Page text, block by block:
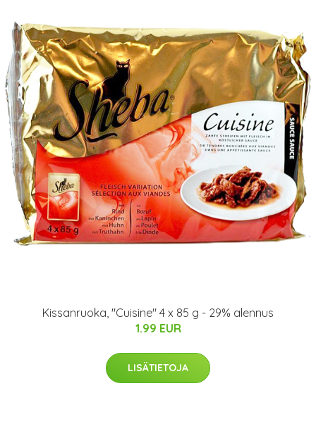
Kissanruoka, "Cuisine" 4 x 85 g - 29% alennus
1.99 EUR
LISÄTIETOJA